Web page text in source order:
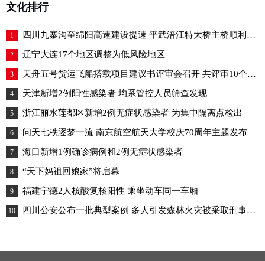
文化排行
1 四川九寨沟至绵阳高速建设提速 平武涪江特大桥主桥顺利合龙
2 辽宁大连17个地区调整为低风险地区
3 天舟五号货运飞船搭载项目建议书评审会召开 共评审10个项目
4 天津新增2例阳性感染者 均系管控人员筛查发现
5 浙江丽水莲都区新增2例无症状感染者 为集中隔离点检出
6 问天七秩逐梦一流 南京航空航天大学校庆70周年主题发布
7 海口新增1例确诊病例和2例无症状感染者
8 “天下妈祖回娘家”将启幕
9 福建宁德2人核酸复核阳性 乘坐动车同一车厢
10 四川公安公布一批典型案例 多人引发森林火灾被采取刑事措施